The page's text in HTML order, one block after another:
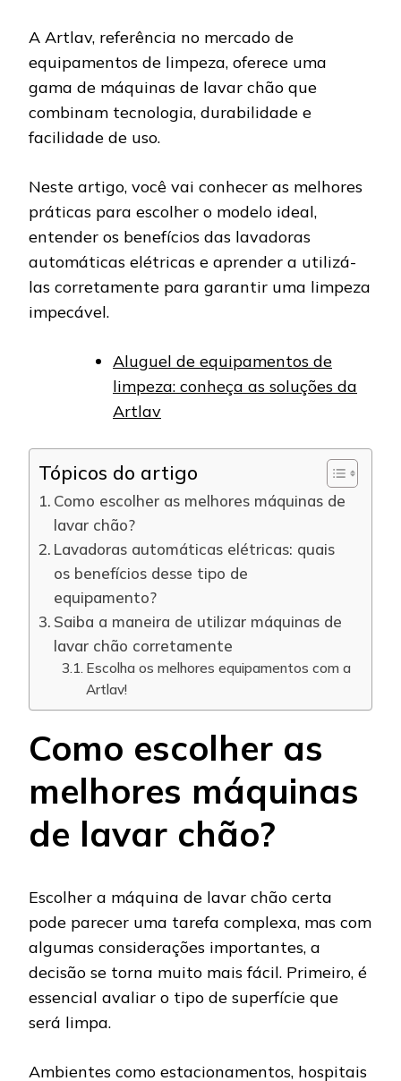
A Artlav, referência no mercado de
equipamentos de limpeza, oferece uma
gama de máquinas de lavar chão que
combinam tecnologia, durabilidade e
facilidade de uso.
Neste artigo, você vai conhecer as melhores
práticas para escolher o modelo ideal,
entender os benefícios das lavadoras
automáticas elétricas e aprender a utilizá-
las corretamente para garantir uma limpeza
impecável.
Aluguel de equipamentos de
limpeza: conheça as soluções da
Artlav
Tópicos do artigo
Como escolher as melhores máquinas de
lavar chão?
Lavadoras automáticas elétricas: quais
os benefícios desse tipo de
equipamento?
Saiba a maneira de utilizar máquinas de
lavar chão corretamente
Escolha os melhores equipamentos com a
Artlav!
Como escolher as
melhores máquinas
de lavar chão?
Escolher a máquina de lavar chão certa
pode parecer uma tarefa complexa, mas com
algumas considerações importantes, a
decisão se torna muito mais fácil. Primeiro, é
essencial avaliar o tipo de superfície que
será limpa.
Ambientes como estacionamentos, hospitais